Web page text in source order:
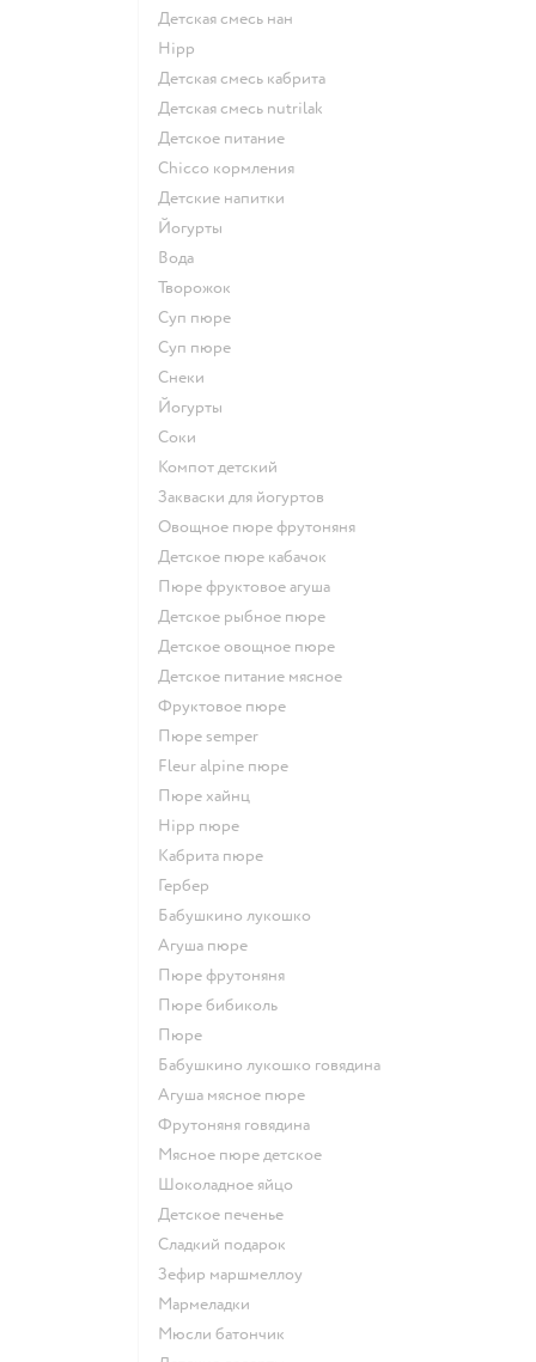
детская смесь нан
hipp
детская смесь кабрита
детская смесь nutrilak
детское питание
chicco кормления
детские напитки
йогурты
Вода
творожок
суп пюре
суп пюре
Снеки
йогурты
Соки
компот детский
Закваски для йогуртов
овощное пюре фрутоняня
детское пюре кабачок
пюре фруктовое агуша
детское рыбное пюре
детское овощное пюре
детское питание мясное
фруктовое пюре
пюре semper
fleur alpine пюре
пюре хайнц
hipp пюре
кабрита пюре
гербер
бабушкино лукошко
агуша пюре
пюре фрутоняня
пюре бибиколь
пюре
бабушкино лукошко говядина
агуша мясное пюре
фрутоняня говядина
мясное пюре детское
шоколадное яйцо
детское печенье
сладкий подарок
зефир маршмеллоу
мармеладки
мюсли батончик